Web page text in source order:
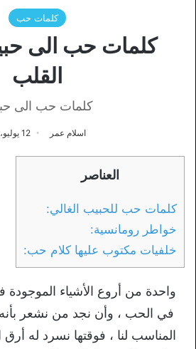
كلمات حب
كلمات حب الى
القلب
كلمات حب الى
اسلام عمر 12 يوليو، 2021
العناصر
كلمات حب للحبيب الغالي:
خواطر رومانسية:
خلفيات مكتوب عليها كلام حب:
واحدة من أروع الأشياء الموجودة
في الحب ، وأن نجد من نشعر بأنه
المناسب لنا ، فوقتها نسرد له